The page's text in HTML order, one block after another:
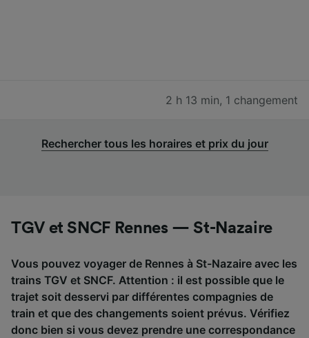
2 h 13 min, 1 changement
Rechercher tous les horaires et prix du jour
TGV et SNCF Rennes — St-Nazaire
Vous pouvez voyager de Rennes à St-Nazaire avec les
trains TGV et SNCF. Attention : il est possible que le
trajet soit desservi par différentes compagnies de
train et que des changements soient prévus. Vérifiez
donc bien si vous devez prendre une correspondance